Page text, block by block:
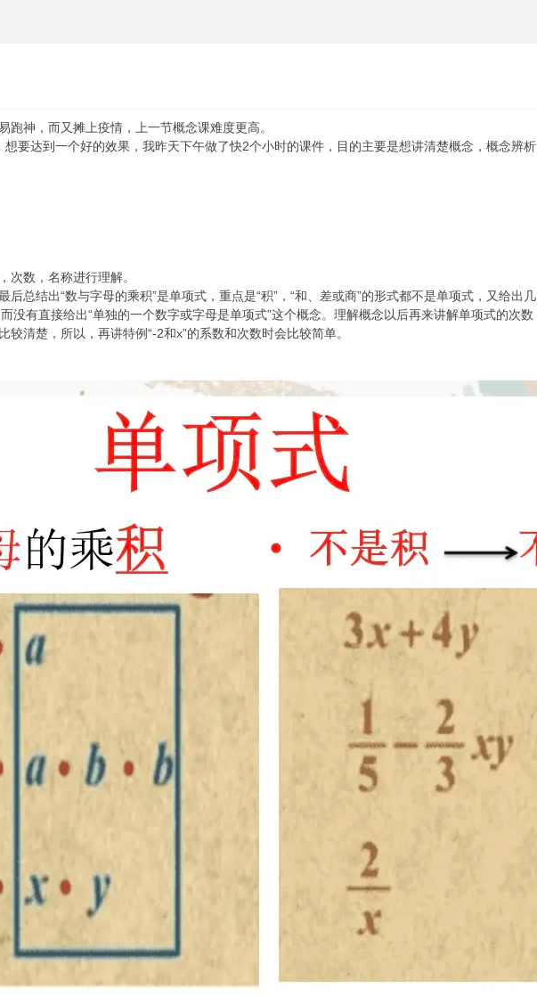
神，而又摊上疫情，上一节概念课难度更高。
要达到一个好的效果，我昨天下午做了快2个小时的课件，目的主要是想讲清楚概念，概念辨析
次数，名称进行理解。
总结出“数与字母的乘积”是单项式，重点是“积”，“和、差或商”的形式都不是单项式，又给出几
没有直接给出“单独的一个数字或字母是单项式”这个概念。理解概念以后再来讲解单项式的次数
清楚，所以，再讲特例“-2和x”的系数和次数时会比较简单。